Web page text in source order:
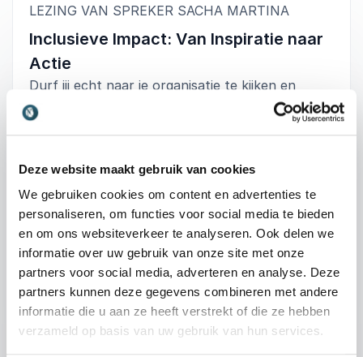
Deze website maakt gebruik van cookies
We gebruiken cookies om content en advertenties te
personaliseren, om functies voor social media te bieden
en om ons websiteverkeer te analyseren. Ook delen we
informatie over uw gebruik van onze site met onze
partners voor social media, adverteren en analyse. Deze
partners kunnen deze gegevens combineren met andere
informatie die u aan ze heeft verstrekt of die ze hebben
verzameld op basis van uw gebruik van hun services.
LEZING VAN SPREKER SACHA MARTINA
Inclusieve Impact: Van Inspiratie naar
Actie
Durf jij echt naar je organisatie te kijken en
veranderingen te omarmen? Sacha Martina
neemt je mee in een inspirerende sessie die
haar diepgaande expertise in diversiteit, inclusie
concrete stappen kunnen zetten om duurzame
impact te maken. Ze combineert scherpe
inzichten met praktische strategieën en een
vleugje humor, waardoor de lezing niet alleen
leerzaam is, maar ook blijft hangen. Deelnemers
verlaten de zaal met nieuwe perspectieven,
toepasbare tools en de motivatie om actie te
ondernemen, precies wat nodig is om groei en
+Lees meer